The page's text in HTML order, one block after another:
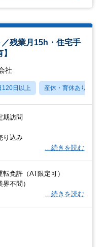
残業月15h・住宅手
社
120日以上 産休・育休あり
期訪問
り込み
…続きを読む
転免許（AT限定可）
界不問）
…続きを読む